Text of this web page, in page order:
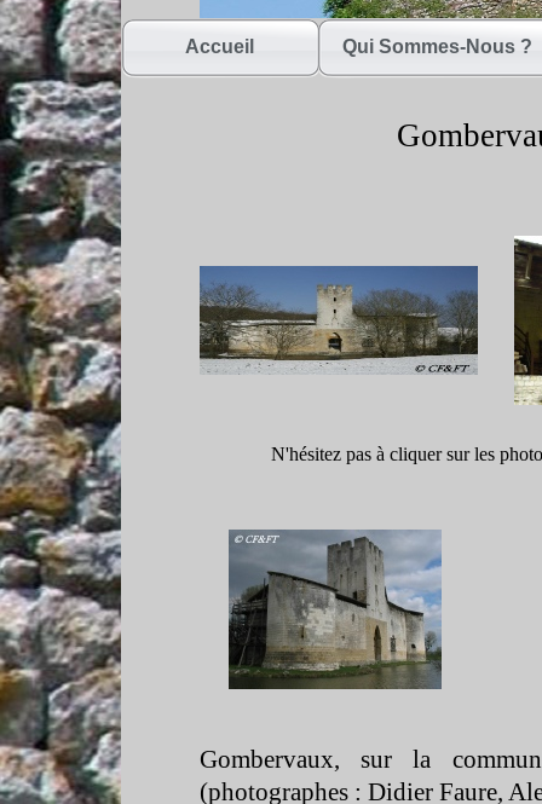
Accueil Qui Sommes-Nous ?
N'hésitez pas à cliquer sur les
Gombervaux, sur la
(photographes : Didier Faure,